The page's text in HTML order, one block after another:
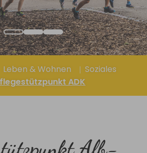
Leben & Wohnen
Soziales
ADK